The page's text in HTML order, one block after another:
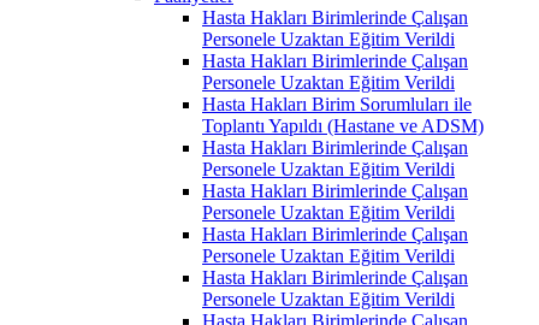
Hasta Hakları Birimlerinde Çalışan
Personele Uzaktan Eğitim Verildi
Hasta Hakları Birimlerinde Çalışan
Personele Uzaktan Eğitim Verildi
Hasta Hakları Birim Sorumluları ile
Toplantı Yapıldı (Hastane ve ADSM)
Hasta Hakları Birimlerinde Çalışan
Personele Uzaktan Eğitim Verildi
Hasta Hakları Birimlerinde Çalışan
Personele Uzaktan Eğitim Verildi
Hasta Hakları Birimlerinde Çalışan
Personele Uzaktan Eğitim Verildi
Hasta Hakları Birimlerinde Çalışan
Personele Uzaktan Eğitim Verildi
Hasta Hakları Birimlerinde Çalışan